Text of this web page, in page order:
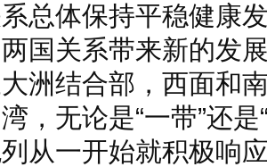
总体保持平稳健康
国关系带来新的发
洲结合部，西面和
，无论是“一带”还
从一开始就积极响